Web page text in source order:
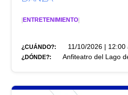
ENTRETENIMIENTO
¿CUÁNDO?: 11/10/2026 | 12:00
¿DÓNDE?: Anfiteatro del Lago